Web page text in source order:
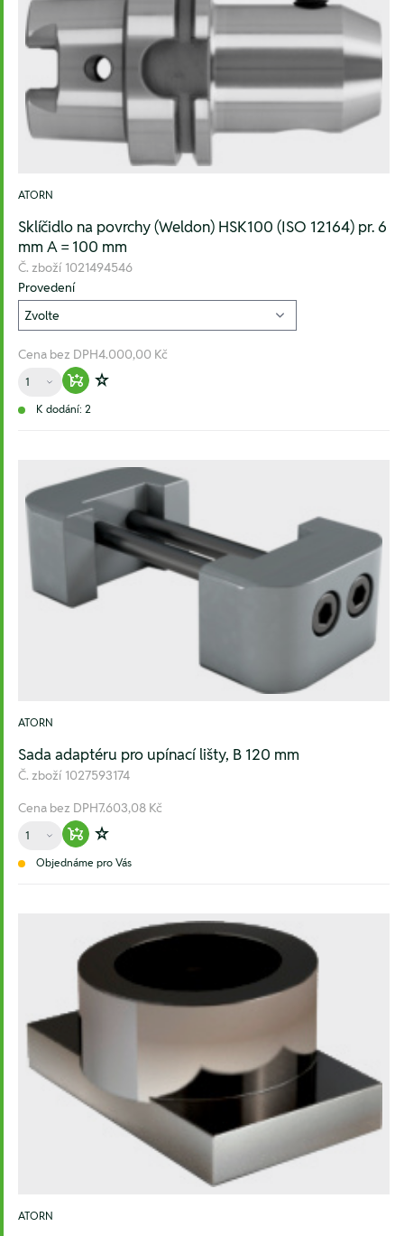
ATORN
Sklíčidlo na povrchy (Weldon) HSK100 (ISO 12164) pr. 6
mm A = 100 mm
Č. zboží 1021494546
Provedení
Cena bez DPH4.000,00 Kč
Množství
Warenkorb hinzufügen
Zur Wunschliste hinzufügen
K dodání: 2
ATORN
Sada adaptéru pro upínací lišty, B 120 mm
Č. zboží 1027593174
Cena bez DPH7.603,08 Kč
Množství
Warenkorb hinzufügen
Zur Wunschliste hinzufügen
Objednáme pro Vás
ATORN